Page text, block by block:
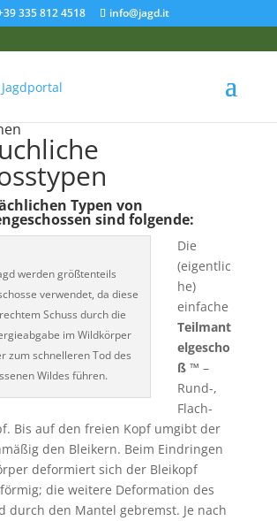
335 812 4518 info@jagd.it
Typen von
sind folgende:
werden größtenteils
verwendet, da diese
Schuss durch die
im Wildkörper
zum schnelleren Tod des
Wildes führen.
Die
(eigentlic
he)
einfache
Teilmant
elgescho
ß ™ –
Rund-,
Flach-
Bis auf den freien Kopf umgibt der
den Bleikern. Beim Eindringen
deformiert sich der Bleikopf
die weitere Deformation des
durch den Mantel gebremst. Je nach